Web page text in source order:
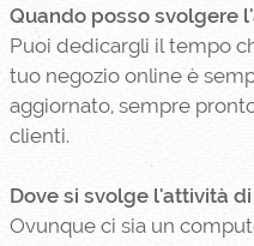
Quando posso svolgere
Puoi dedicargli il tempo
tuo negozio online è
aggiornato, sempre
clienti.
Dove si svolge l'attività
Ovunque ci sia un